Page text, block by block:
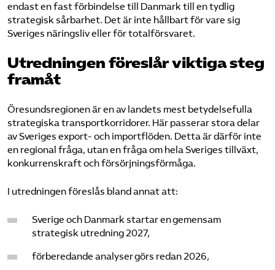
endast en fast förbindelse till Danmark till en tydlig
strategisk sårbarhet. Det är inte hållbart för vare sig
Sveriges näringsliv eller för totalförsvaret.
Utredningen föreslår viktiga steg
framåt
Öresundsregionen är en av landets mest betydelsefulla
strategiska transportkorridorer. Här passerar stora delar
av Sveriges export- och importflöden. Detta är därför inte
en regional fråga, utan en fråga om hela Sveriges tillväxt,
konkurrenskraft och försörjningsförmåga.
I utredningen föreslås bland annat att:
Sverige och Danmark startar en gemensam
strategisk utredning 2027,
förberedande analyser görs redan 2026,